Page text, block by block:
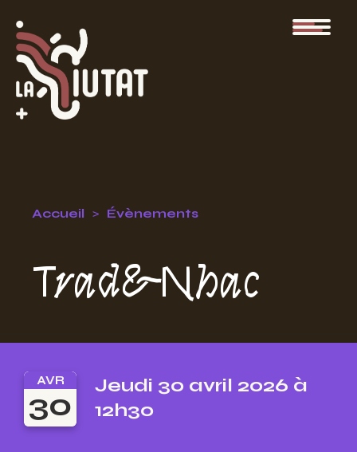
Accueil Évènements
Trad&Nhac
AVR
30
Jeudi 30 avril 2026 à
12h30